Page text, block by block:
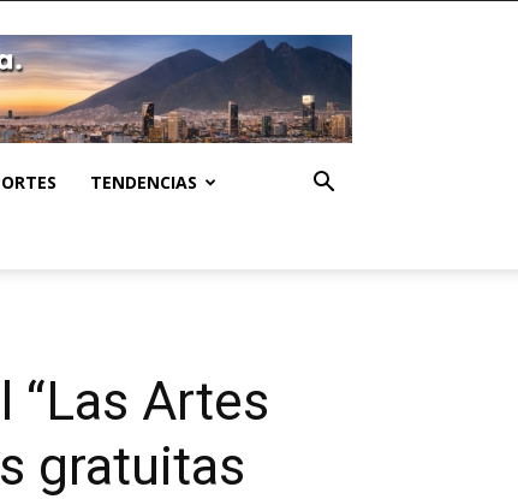
TENDENCIAS
“Las Artes
gratuitas